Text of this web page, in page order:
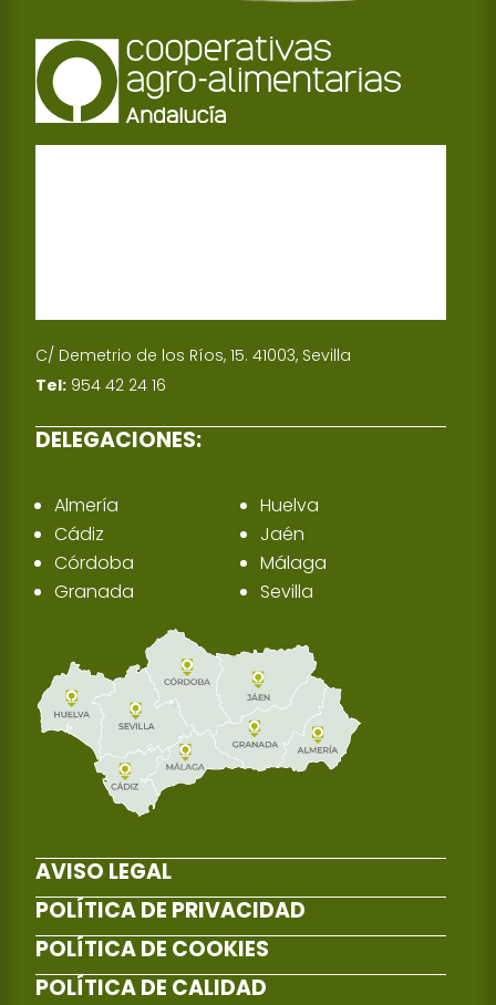
C/ Demetrio de los Ríos, 15. 41003, Sevilla
Tel: 954 42 24 16
DELEGACIONES:
Almería
Cádiz
Córdoba
Granada
Huelva
Jaén
Málaga
Sevilla
AVISO LEGAL
POLÍTICA DE PRIVACIDAD
POLÍTICA DE COOKIES
POLÍTICA DE CALIDAD